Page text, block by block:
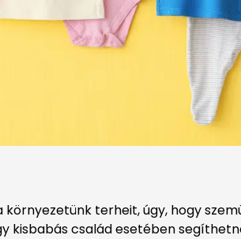
terheit, úgy, hogy
kisbabás család esetében